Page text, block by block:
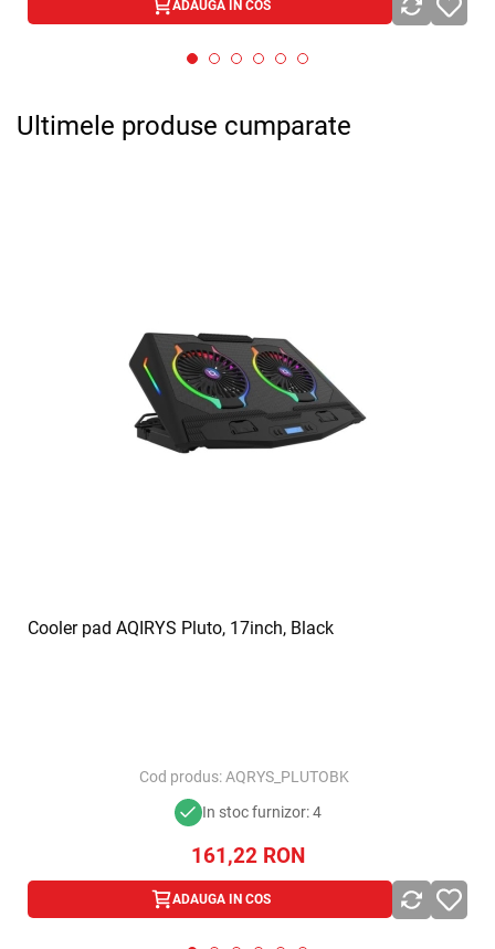
ADAUGA IN COS
Ultimele produse cumparate
Cooler pad AQIRYS Pluto, 17inch, Black
Cod produs:AQRYS_PLUTOBK
In stoc furnizor: 4
161,22 RON
ADAUGA IN COS